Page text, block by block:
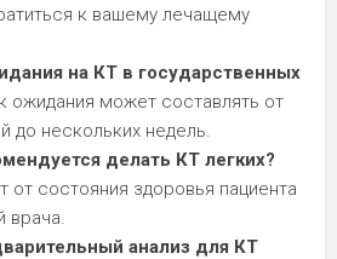
к вашему лечащему
на КТ в государственных
ожидания может составлять от
до нескольких недель.
делать КТ легких?
от состояния здоровья пациента
врача.
анализ для КТ